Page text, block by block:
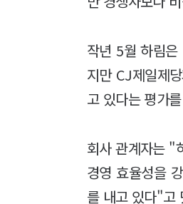
작년 5월 하림
지만 CJ제일제
고 있다는 평가
회사 관계자는 "
경영 효율성을
를 내고 있다"고